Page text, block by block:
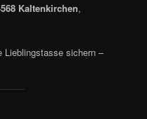
Kaltenkirchen,
sichern –